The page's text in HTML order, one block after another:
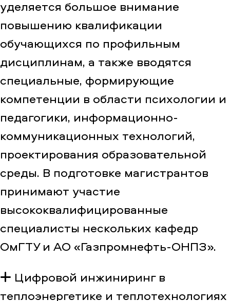
уделяется большое внимание
повышению квалификации
обучающихся по профильным
дисциплинам, а также вводятся
специальные, формирующие
компетенции в области психологии и
педагогики, информационно-
коммуникационных технологий,
проектирования образовательной
среды. В подготовке магистрантов
принимают участие
высококвалифицированные
специалисты нескольких кафедр
ОмГТУ и АО «Газпромнефть-ОНПЗ».
Цифровой инжиниринг в
теплоэнергетике и теплотехнологиях